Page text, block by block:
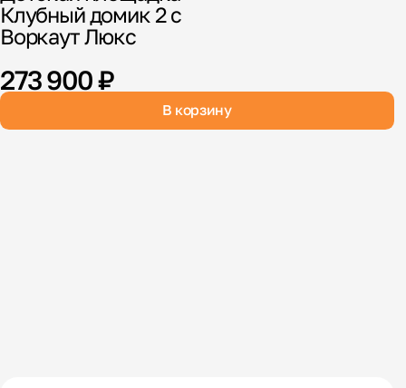
Клубный домик 2 с
Воркаут Люкс
273 900 ₽
В корзину